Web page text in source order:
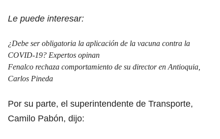
Le puede interesar:
¿Debe ser obligatoria la aplicación de la vacuna contra la
COVID-19? Expertos opinan
Fenalco rechaza comportamiento de su director en Antioquia,
Carlos Pineda
Por su parte, el superintendente de Transporte,
Camilo Pabón, dijo: